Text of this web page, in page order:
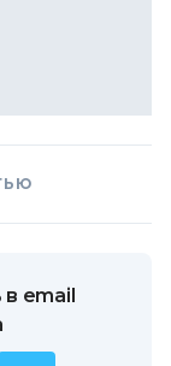
в email